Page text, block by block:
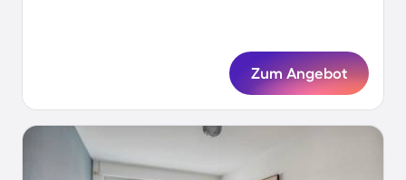
Zum Angebot